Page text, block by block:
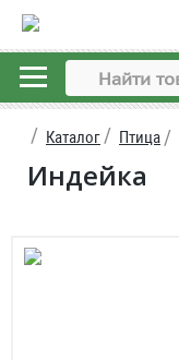
Каталог Птица
Индейка